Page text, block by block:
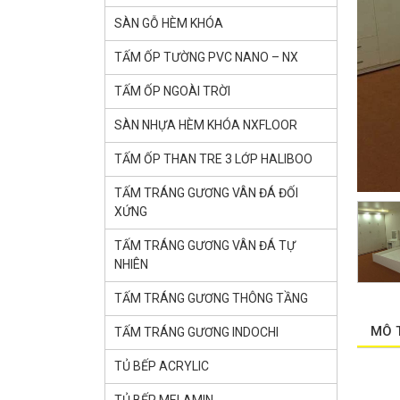
MÔ
SÀN GỖ HÈM KHÓA
TẤM ỐP TƯỜNG PVC NANO – NX
TẤM ỐP NGOÀI TRỜI
SÀN NHỰA HÈM KHÓA NXFLOOR
TẤM ỐP THAN TRE 3 LỚP HALIBOO
TẤM TRÁNG GƯƠNG VÂN ĐÁ ĐỐI
XỨNG
TẤM TRÁNG GƯƠNG VÂN ĐÁ TỰ
NHIÊN
TẤM TRÁNG GƯƠNG THÔNG TẦNG
TẤM TRÁNG GƯƠNG INDOCHI
TỦ BẾP ACRYLIC